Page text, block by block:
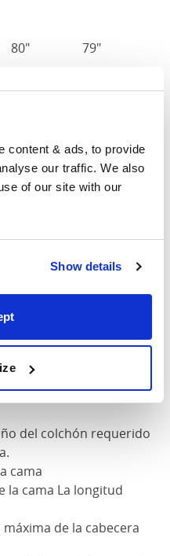
content & ads, to provide
our traffic. We also
of our site with our
Show details
80" 79"
84" 79"
84" 79"
84"
del colchón requerido
cama
la cama La longitud
máxima de la cabecera